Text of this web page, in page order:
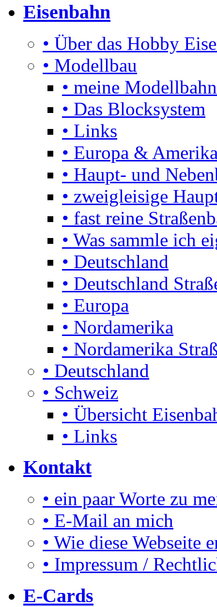
Eisenbahn
• Über das Hobby
• Modellbau
• meine
• Das Blocksystem
• Links
• Europa &
• Haupt- und
• zweigleisige
• fast reine
• Was sammle ich
• Deutschland
• Deutschland
• Europa
• Nordamerika
• Nordamerika
• Deutschland
• Schweiz
• Übersicht
• Links
Kontakt
• ein paar Worte zu
• E-Mail an mich
• Wie diese Webseite
• Impressum /
E-Cards